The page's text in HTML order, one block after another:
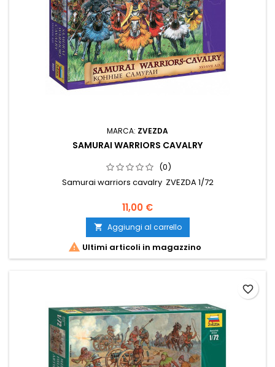
MARCA: ZVEZDA
SAMURAI WARRIORS CAVALRY
(0)
Samurai warriors cavalry ZVEZDA 1/72
11,00 €
 Aggiungi al carrello
 Ultimi articoli in magazzino
favorite_border